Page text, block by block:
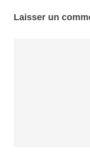
Laisser un